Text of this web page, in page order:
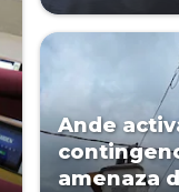
Ande
amenaza